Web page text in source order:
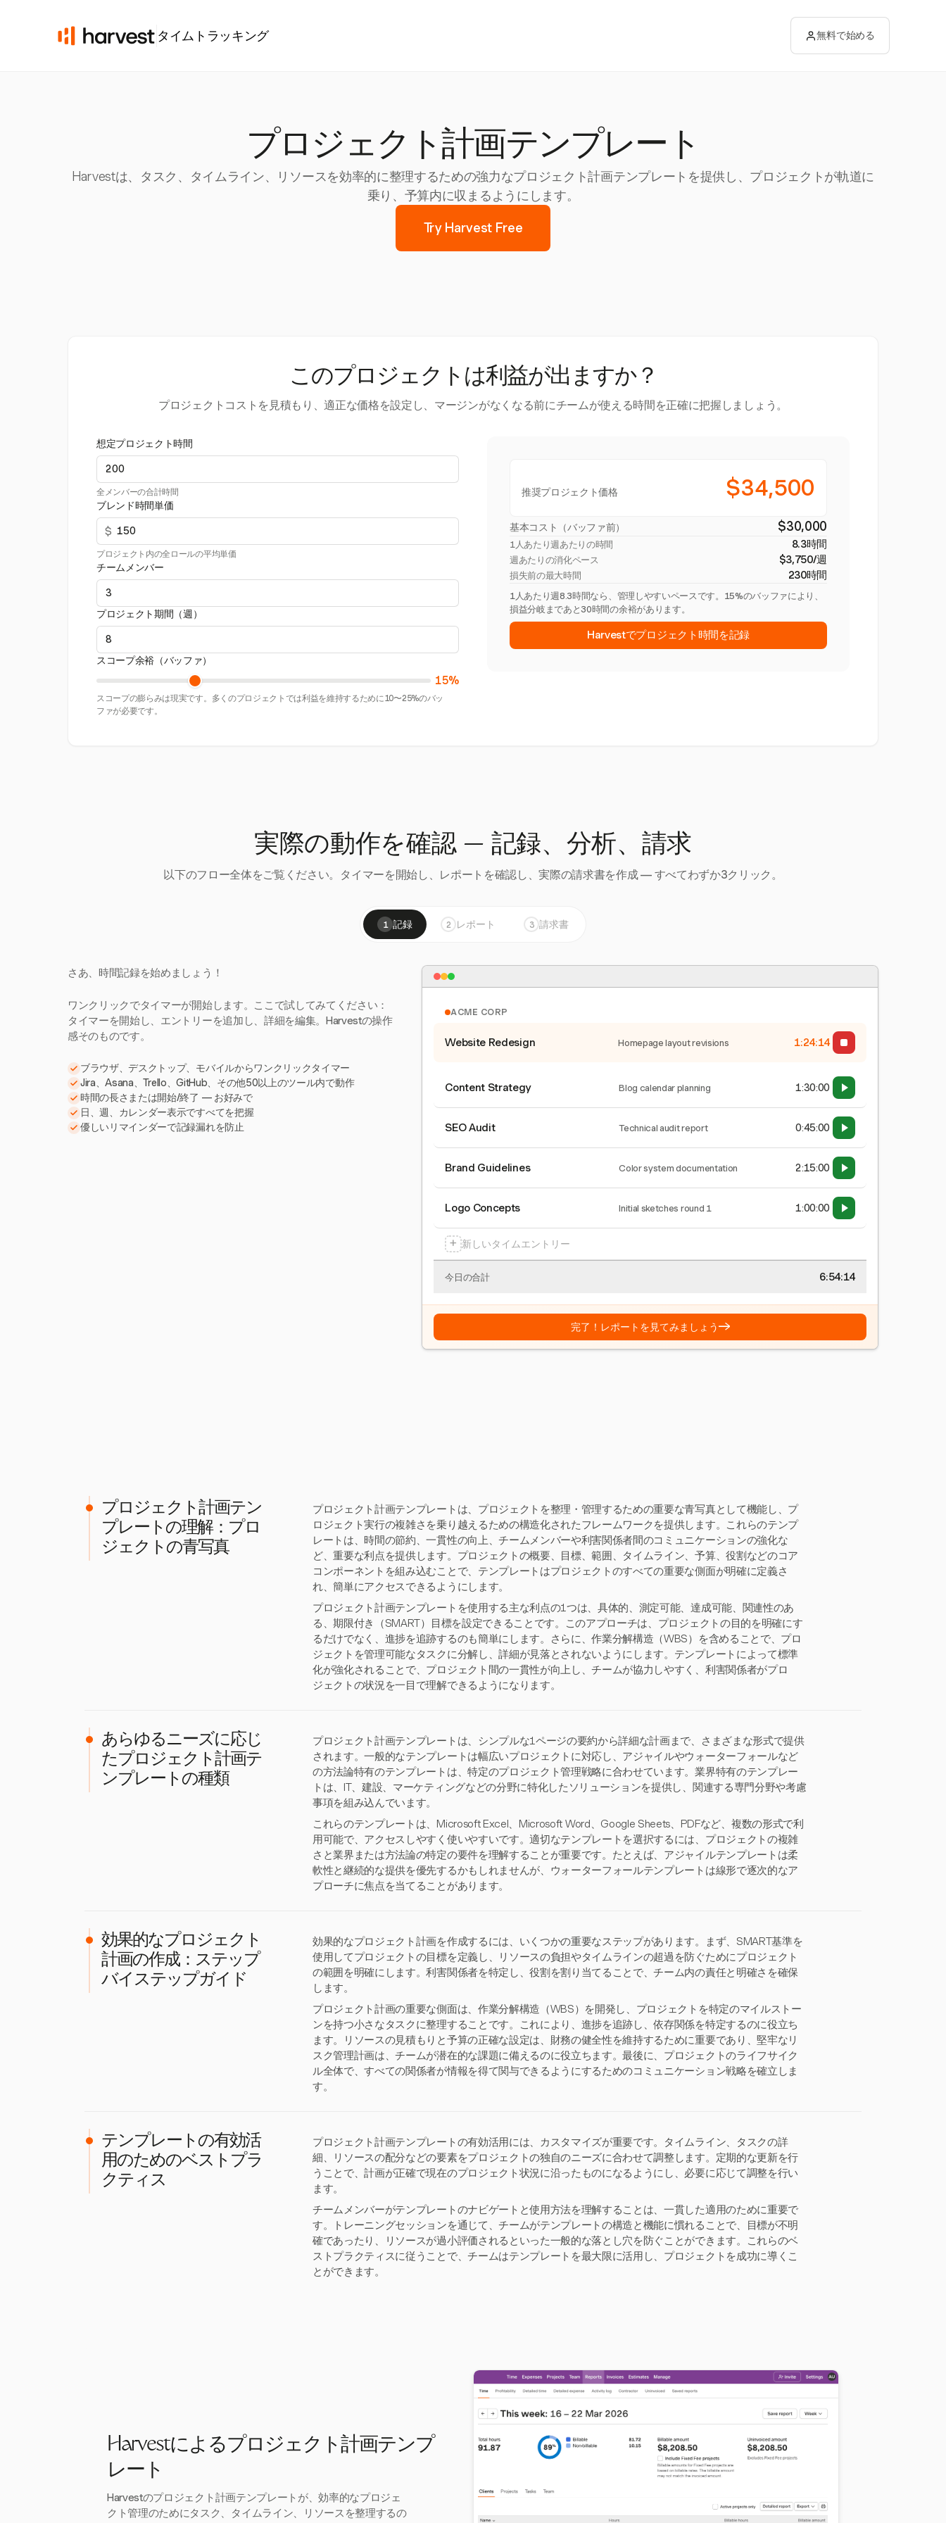
タイムトラッキング 無料で始める
プロジェクト計画テンプレート
Harvestは、タスク、タイムライン、リソースを効率的に整理するための強力なプロジェクト計画テンプレートを提供し、プロジェクトが軌道に
乗り、予算内に収まるようにします。
Try Harvest Free
このプロジェクトは利益が出ますか？
プロジェクトコストを見積もり、適正な価格を設定し、マージンがなくなる前にチームが使える時間を正確に把握しましょう。
想定プロジェクト時間
全メンバーの合計時間
ブレンド時間単価
$
プロジェクト内の全ロールの平均単価
チームメンバー
プロジェクト期間（週）
スコープ余裕（バッファ）
15%
スコープの膨らみは現実です。多くのプロジェクトでは利益を維持するために10〜25%のバッ
ファが必要です。
推奨プロジェクト価格 $34,500
基本コスト（バッファ前） $30,000
1人あたり週あたりの時間 8.3時間
週あたりの消化ペース $3,750/週
損失前の最大時間 230時間
1人あたり週8.3時間なら、管理しやすいペースです。15%のバッファにより、
損益分岐まであと30時間の余裕があります。
Harvestでプロジェクト時間を記録
実際の動作を確認 — 記録、分析、請求
以下のフロー全体をご覧ください。タイマーを開始し、レポートを確認し、実際の請求書を作成 — すべてわずか3クリック。
1 記録 2 レポート 3 請求書
さあ、時間記録を始めましょう！
ワンクリックでタイマーが開始します。ここで試してみてください：
タイマーを開始し、エントリーを追加し、詳細を編集。Harvestの操作
感そのものです。
ブラウザ、デスクトップ、モバイルからワンクリックタイマー
Jira、Asana、Trello、GitHub、その他50以上のツール内で動作
時間の長さまたは開始/終了 — お好みで
日、週、カレンダー表示ですべてを把握
優しいリマインダーで記録漏れを防止
ACME CORP
Website Redesign Homepage layout revisions 1:24:15
Content Strategy Blog calendar planning 1:30:00
SEO Audit Technical audit report 0:45:00
Brand Guidelines Color system documentation 2:15:00
Logo Concepts Initial sketches round 1 1:00:00
+ 新しいタイムエントリー
今日の合計 6:54:15
完了！レポートを見てみましょう→
プロジェクト計画テン
プレートの理解：プロ
ジェクトの青写真
プロジェクト計画テンプレートは、プロジェクトを整理・管理するための重要な青写真として機能し、プ
ロジェクト実行の複雑さを乗り越えるための構造化されたフレームワークを提供します。これらのテンプ
レートは、時間の節約、一貫性の向上、チームメンバーや利害関係者間のコミュニケーションの強化な
ど、重要な利点を提供します。プロジェクトの概要、目標、範囲、タイムライン、予算、役割などのコア
コンポーネントを組み込むことで、テンプレートはプロジェクトのすべての重要な側面が明確に定義さ
れ、簡単にアクセスできるようにします。
プロジェクト計画テンプレートを使用する主な利点の1つは、具体的、測定可能、達成可能、関連性のあ
る、期限付き（SMART）目標を設定できることです。このアプローチは、プロジェクトの目的を明確にす
るだけでなく、進捗を追跡するのも簡単にします。さらに、作業分解構造（WBS）を含めることで、プロ
ジェクトを管理可能なタスクに分解し、詳細が見落とされないようにします。テンプレートによって標準
化が強化されることで、プロジェクト間の一貫性が向上し、チームが協力しやすく、利害関係者がプロ
ジェクトの状況を一目で理解できるようになります。
あらゆるニーズに応じ
たプロジェクト計画テ
ンプレートの種類
プロジェクト計画テンプレートは、シンプルな1ページの要約から詳細な計画まで、さまざまな形式で提供
されます。一般的なテンプレートは幅広いプロジェクトに対応し、アジャイルやウォーターフォールなど
の方法論特有のテンプレートは、特定のプロジェクト管理戦略に合わせています。業界特有のテンプレー
トは、IT、建設、マーケティングなどの分野に特化したソリューションを提供し、関連する専門分野や考慮
事項を組み込んでいます。
これらのテンプレートは、Microsoft Excel、Microsoft Word、Google Sheets、PDFなど、複数の形式で利
用可能で、アクセスしやすく使いやすいです。適切なテンプレートを選択するには、プロジェクトの複雑
さと業界または方法論の特定の要件を理解することが重要です。たとえば、アジャイルテンプレートは柔
軟性と継続的な提供を優先するかもしれませんが、ウォーターフォールテンプレートは線形で逐次的なア
プローチに焦点を当てることがあります。
効果的なプロジェクト
計画の作成：ステップ
バイステップガイド
効果的なプロジェクト計画を作成するには、いくつかの重要なステップがあります。まず、SMART基準を
使用してプロジェクトの目標を定義し、リソースの負担やタイムラインの超過を防ぐためにプロジェクト
の範囲を明確にします。利害関係者を特定し、役割を割り当てることで、チーム内の責任と明確さを確保
します。
プロジェクト計画の重要な側面は、作業分解構造（WBS）を開発し、プロジェクトを特定のマイルストー
ンを持つ小さなタスクに整理することです。これにより、進捗を追跡し、依存関係を特定するのに役立ち
ます。リソースの見積もりと予算の正確な設定は、財務の健全性を維持するために重要であり、堅牢なリ
スク管理計画は、チームが潜在的な課題に備えるのに役立ちます。最後に、プロジェクトのライフサイク
ル全体で、すべての関係者が情報を得て関与できるようにするためのコミュニケーション戦略を確立しま
す。
テンプレートの有効活
用のためのベストプラ
クティス
プロジェクト計画テンプレートの有効活用には、カスタマイズが重要です。タイムライン、タスクの詳
細、リソースの配分などの要素をプロジェクトの独自のニーズに合わせて調整します。定期的な更新を行
うことで、計画が正確で現在のプロジェクト状況に沿ったものになるようにし、必要に応じて調整を行い
ます。
チームメンバーがテンプレートのナビゲートと使用方法を理解することは、一貫した適用のために重要で
す。トレーニングセッションを通じて、チームがテンプレートの構造と機能に慣れることで、目標が不明
確であったり、リソースが過小評価されるといった一般的な落とし穴を防ぐことができます。これらのベ
ストプラクティスに従うことで、チームはテンプレートを最大限に活用し、プロジェクトを成功に導くこ
とができます。
Harvestによるプロジェクト計画テンプ
レート
Harvestのプロジェクト計画テンプレートが、効率的なプロジェ
クト管理のためにタスク、タイムライン、リソースを整理するの